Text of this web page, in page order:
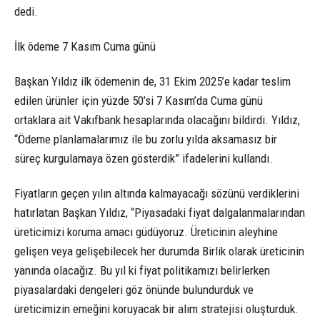
dedi.
İlk ödeme 7 Kasım Cuma günü
Başkan Yıldız ilk ödemenin de, 31 Ekim 2025’e kadar teslim
edilen ürünler için yüzde 50’si 7 Kasım’da Cuma günü
ortaklara ait Vakıfbank hesaplarında olacağını bildirdi. Yıldız,
“Ödeme planlamalarımız ile bu zorlu yılda aksamasız bir
süreç kurgulamaya özen gösterdik” ifadelerini kullandı.
Fiyatların geçen yılın altında kalmayacağı sözünü verdiklerini
hatırlatan Başkan Yıldız, “Piyasadaki fiyat dalgalanmalarından
üreticimizi koruma amacı güdüyoruz. Üreticinin aleyhine
gelişen veya gelişebilecek her durumda Birlik olarak üreticinin
yanında olacağız. Bu yıl ki fiyat politikamızı belirlerken
piyasalardaki dengeleri göz önünde bulundurduk ve
üreticimizin emeğini koruyacak bir alım stratejisi oluşturduk.